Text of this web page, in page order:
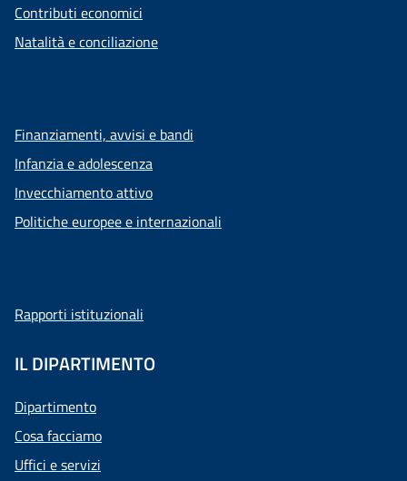
Contributi economici
Natalità e conciliazione
Finanziamenti, avvisi e bandi
Infanzia e adolescenza
Invecchiamento attivo
Politiche europee e internazionali
Rapporti istituzionali
IL DIPARTIMENTO
Dipartimento
Cosa facciamo
Uffici e servizi